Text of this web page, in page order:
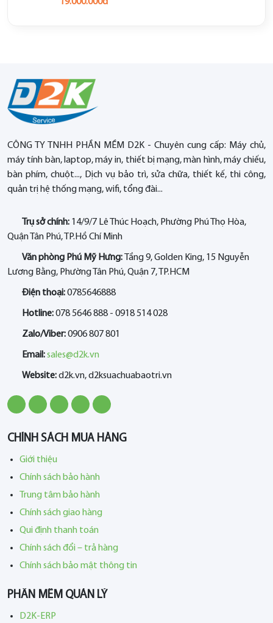
CÔNG TY TNHH PHẦN MỀM D2K - Chuyên cung cấp: Máy chủ,
máy tính bàn, laptop, máy in, thiết bị mạng, màn hình, máy chiếu,
bàn phím, chuột..., Dịch vụ bảo trì, sửa chữa, thiết kế, thi công,
quản trị hệ thống mạng, wifi, tổng đài...
Trụ sở chính: 14/9/7 Lê Thúc Hoạch, Phường Phú Thọ Hòa,
Quận Tân Phú, TP.Hồ Chí Minh
Văn phòng Phú Mỹ Hưng:Tầng 9, Golden King, 15 Nguyễn
Lương Bằng, Phường Tân Phú, Quận 7, TP.HCM
Điện thoại:0785646888
Hotline:078 5646 888 - 0918 514 028
Zalo/Viber:0906 807 801
Email:sales@d2k.vn
Website:d2k.vn, d2ksuachuabaotri.vn
CHÍNH SÁCH MUA HÀNG
Giới thiệu
Chính sách bảo hành
Trung tâm bảo hành
Chính sách giao hàng
Qui định thanh toán
Chính sách đổi – trả hàng
Chính sách bảo mật thông tin
PHẦN MỀM QUẢN LÝ
D2K-ERP